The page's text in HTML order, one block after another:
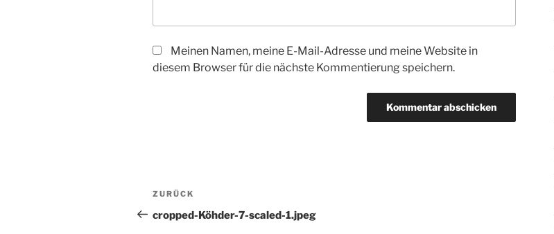
Meinen Namen, meine E-Mail-Adresse und meine Website in
diesem Browser für die nächste Kommentierung speichern.
Beitrags-
Navigation
Vorheriger
Beitrag
ZURÜCK
cropped-Köhder-7-scaled-1.jpeg